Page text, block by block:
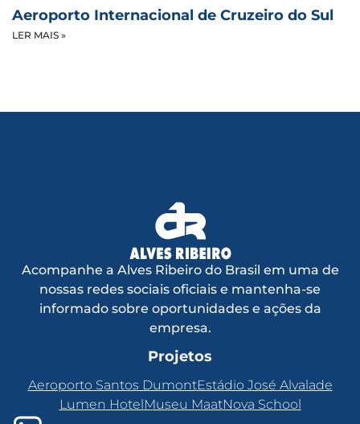
Aeroporto Internacional de Cruzeiro do Sul
LER MAIS »
Acompanhe a Alves Ribeiro do Brasil em uma de
nossas redes sociais oficiais e mantenha-se
informado sobre oportunidades e ações da
empresa.
Projetos
Aeroporto Santos DumontEstádio José Alvalade
Lumen Hotel Museu MaatNova School